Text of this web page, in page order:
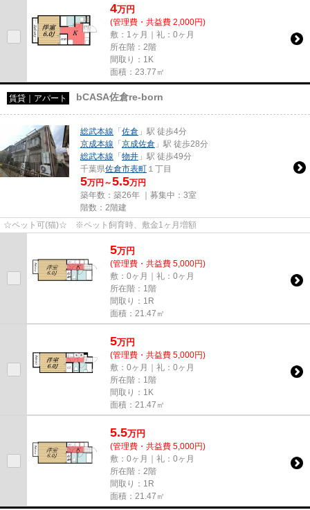
4万円
(管理費・共益費 2,000円)
敷：1ヶ月｜礼：0ヶ月
所在階：2階
間取り：1K
面積：23.77㎡
賃貸｜アパート bCASA佐倉re-born
総武本線 「佐倉 」駅 徒歩4分
京成本線 「京成佐倉 」駅 徒歩28分
総武本線 「物井 」駅 徒歩49分
千葉県佐倉市表町 １丁目
5万円～5.5万円
築年数：築26年 ｜募集中： 3室
階数：2階建
☆ペット可(猫)☆ ※ペット飼育時、敷金1ヶ月増額
5万円
(管理費・共益費 5,000円)
敷：0ヶ月｜礼：0ヶ月
所在階：1階
間取り：1R
面積：21.47㎡
5万円
(管理費・共益費 5,000円)
敷：0ヶ月｜礼：0ヶ月
所在階：1階
間取り：1K
面積：21.47㎡
5.5万円
(管理費・共益費 5,000円)
敷：0ヶ月｜礼：0ヶ月
所在階：2階
間取り：1R
面積：21.47㎡